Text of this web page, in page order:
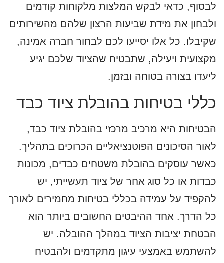
לבסוף, כדאי לבקש המלצות מלקוחות קודמים
ולבחון את מידת שביעות הרצון שלהם מהשירותים
שקיבלו. כל אלו יסייעו לכם לבחור חברה אמינה,
מקצועית ויעילה, שתבטיח שהציוד שלכם יגיע
ליעדו בצורה בטוחה ובזמן.
כללי בטיחות בהובלת ציוד כבד
הבטיחות היא מרכיב מרכזי בהובלת ציוד כבד,
לאור הסיכונים הפוטנציאליים הכרוכים בתהליך.
כאשר עוסקים בהובלת משטחים כבדים, מכונות
כבדות או כל סוג אחר של ציוד תעשייתי, יש
להקפיד על עמידה בכללי בטיחות מחמירים לאורך
כל הדרך. אחד ההיבטים החשובים ביותר הוא
הבטחת יציבות הציוד במהלך ההובלה. יש
להשתמש באמצעי עיגון מתקדמים ולהבטיח